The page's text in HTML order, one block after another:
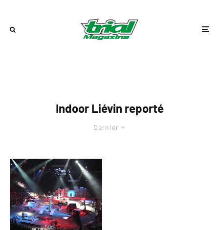
Indoor Liévin reporté
Dernier